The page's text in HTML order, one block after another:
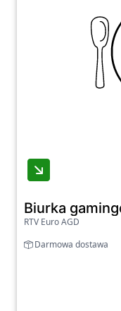
Biurka
RTV Euro AGD
Darmowa dostawa